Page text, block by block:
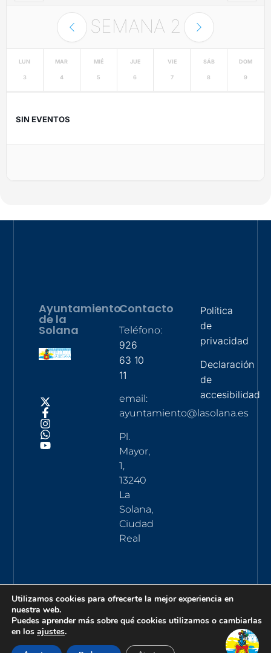
SEMANA 2
LUN
3
MAR
4
MIÉ
5
JUE
6
VIE
7
SÁB
8
DOM
9
SIN EVENTOS
Ayuntamiento
de la
Solana
Contacto
Teléfono:
926
63 10
11
email:
ayuntamiento@lasolana.es
Pl.
Mayor,
1,
13240
La
Solana,
Ciudad
Real
Política
de
privacidad
Declaración
de
accesibilidad
Utilizamos cookies para ofrecerte la mejor experiencia en
nuestra web.
Puedes aprender más sobre qué cookies utilizamos o cambiarlas
en los ajustes.